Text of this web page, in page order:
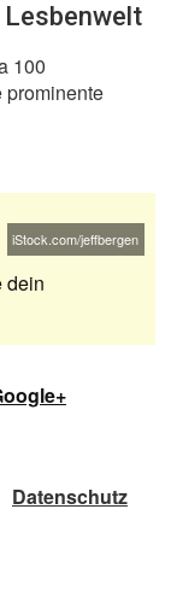
Lesbenwelt
100
prominente
iStock.com/jeffbergen
dein
Datenschutz